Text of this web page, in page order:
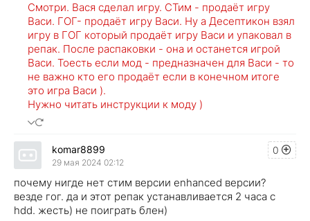
Смотри. Вася сделал игру. СТим - продаёт игру
Васи. ГОГ- продаёт игру Васи. Ну а Десептикон взял
игру в ГОГ который продаёт игру Васи и упаковал в
репак. После распаковки - она и останется игрой
Васи. Тоесть если мод - предназначен для Васи - то
не важно кто его продаёт если в конечном итоге
это игра Васи ).
Нужно читать инструкции к моду )
0
komar8899
29 мая 2024 02:12
почему нигде нет стим версии enhanced версии?
везде гог. да и этот репак устанавливается 2 часа с
hdd. жесть) не поиграть блен)